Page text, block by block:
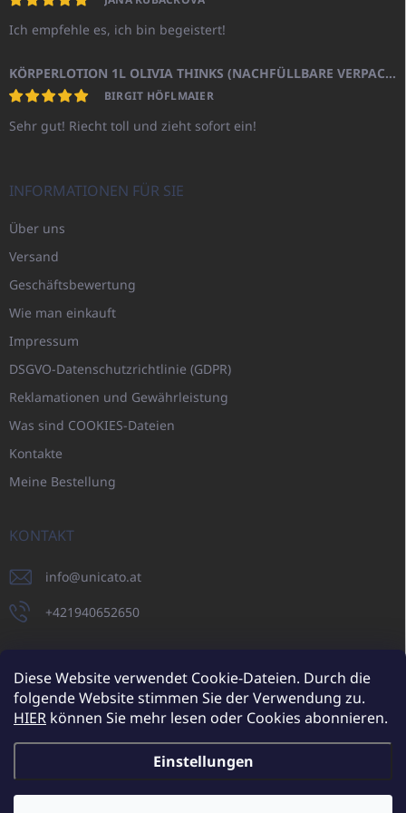
Diese Website verwendet Cookie-Dateien. Durch die
folgende Website stimmen Sie der Verwendung zu.
HIER können Sie mehr lesen oder Cookies abonnieren.
Einstellungen
Ich empfehle es, ich bin begeistert!
KÖRPERLOTION 1L OLIVIA THINKS (NACHFÜLLBARE VERPACKUNG)
BIRGIT HÖFLMAIER
Sehr gut! Riecht toll und zieht sofort ein!
INFORMATIONEN FÜR SIE
Über uns
Versand
Geschäftsbewertung
Wie man einkauft
Impressum
DSGVO-Datenschutzrichtlinie (GDPR)
Reklamationen und Gewährleistung
Was sind COOKIES-Dateien
Kontakte
Meine Bestellung
KONTAKT
info@unicato.at
+421940652650
UNICATO.sk UNICATOshop.cz UNICATO.at UNICATO.hu
UNICATOshop.pl
UNICATOshop.de
Copyright 2026UNICATO.at. Alle Rechte vorbehalten.Cookie-